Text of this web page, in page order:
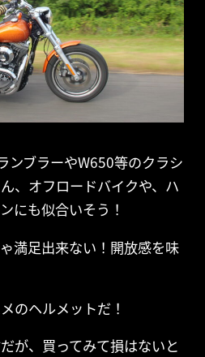
ンブラーやW650等のクラシ
、オフロードバイクや、ハ
にも似合いそう！
満足出来ない！開放感を味
のヘルメットだ！
が、買ってみて損はないと